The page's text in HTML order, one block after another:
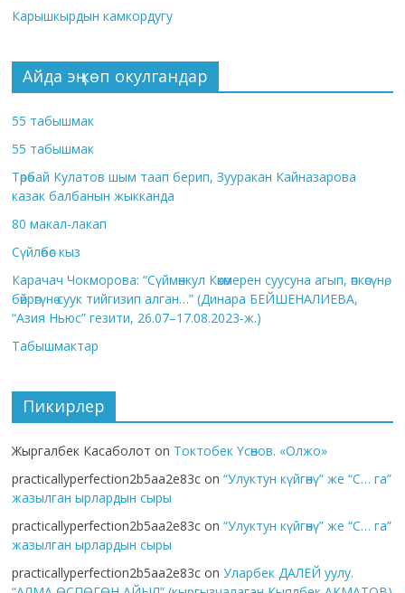
Карышкырдын камкордугу
Айда эң көп окулгандар
55 табышмак
55 табышмак
Төрөбай Кулатов шым таап берип, Зууракан Кайназарова
казак балбанын жыкканда
80 макал-лакап
Сүйлөбөс кыз
Карачач Чокморова: “Сүймөнкул Көкөмерен суусуна агып, өпкөсүнө,
бөйрөгүнө суук тийгизип алган…” (Динара БЕЙШЕНАЛИЕВА,
“Азия Ньюс” гезити, 26.07–17.08.2023-ж.)
Табышмактар
Пикирлер
Жыргалбек Касаболот on Токтобек Үсөнов. «Олжо»
practicallyperfection2b5aa2e83c on“Улуктун күйгөнү” же “С… га”
жазылган ырлардын сыры
practicallyperfection2b5aa2e83c on“Улуктун күйгөнү” же “С… га”
жазылган ырлардын сыры
practicallyperfection2b5aa2e83c onУларбек ДАЛЕЙ уулу.